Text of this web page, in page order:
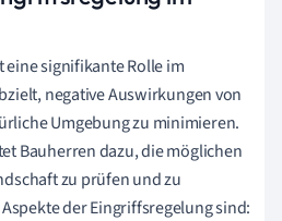
eine signifikante Rolle im
negative Auswirkungen von
Umgebung zu minimieren.
Bauherren dazu, die möglichen
zu prüfen und zu
der Eingriffsregelung sind: